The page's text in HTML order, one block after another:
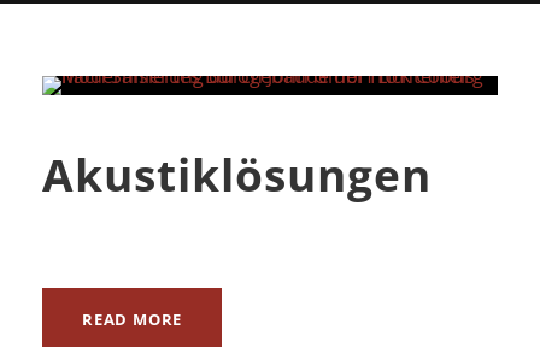
Akustiklösungen
READ MORE